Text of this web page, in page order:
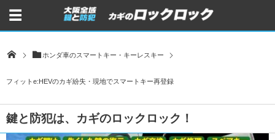
ホンダ車のスマートキー・キーレスキー
フィットe:HEVのカギ紛失・現地でスマートキー再登録
鍵と防犯は、カギのロックロック！